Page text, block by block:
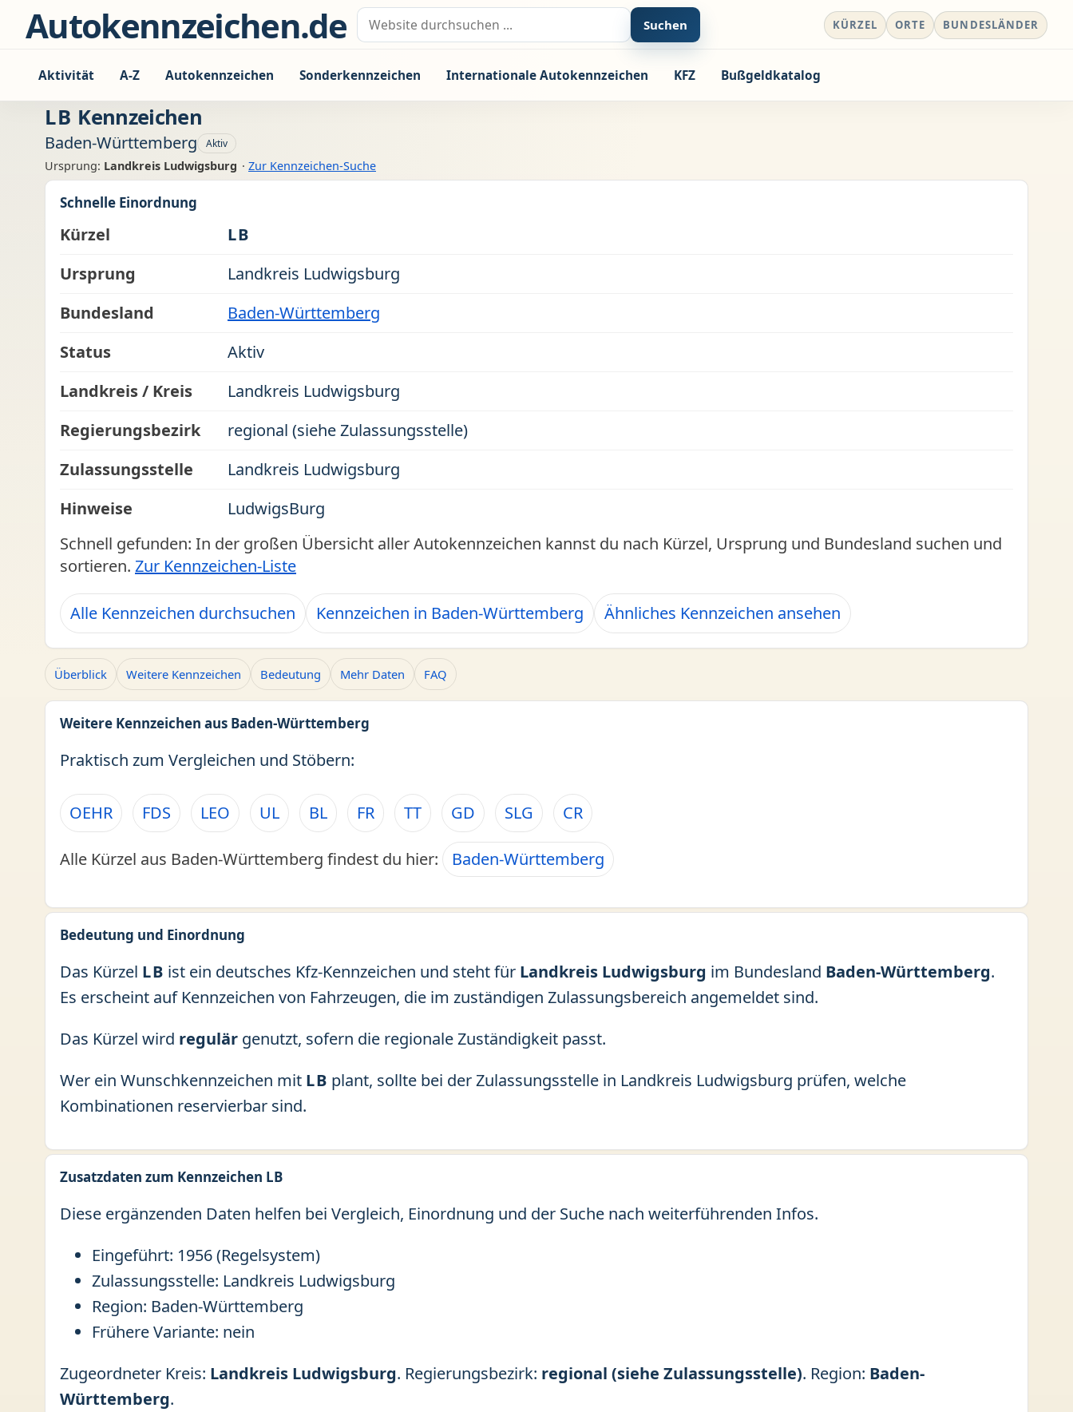
Zum Inhalt springen
Autokennzeichen.de Suche nach: Suchen KÜRZEL ORTE BUNDESLÄNDER
Aktivität A-Z Autokennzeichen Sonderkennzeichen Internationale Autokennzeichen KFZ Bußgeldkatalog
LB Kennzeichen
Baden-Württemberg Aktiv
Ursprung: Landkreis Ludwigsburg · Zur Kennzeichen-Suche
Schnelle Einordnung
Kürzel
LB
Ursprung
Landkreis Ludwigsburg
Bundesland
Baden-Württemberg
Status
Aktiv
Landkreis / Kreis
Landkreis Ludwigsburg
Regierungsbezirk
regional (siehe Zulassungsstelle)
Zulassungsstelle
Landkreis Ludwigsburg
Hinweise
LudwigsBurg
Schnell gefunden: In der großen Übersicht aller Autokennzeichen kannst du nach Kürzel, Ursprung und Bundesland suchen und
sortieren. Zur Kennzeichen-Liste
Alle Kennzeichen durchsuchen Kennzeichen in Baden-Württemberg Ähnliches Kennzeichen ansehen
Überblick Weitere Kennzeichen Bedeutung Mehr Daten FAQ
Weitere Kennzeichen aus Baden-Württemberg
Praktisch zum Vergleichen und Stöbern:
OEHR FDS LEO UL BL FR TT GD SLG CR
Alle Kürzel aus Baden-Württemberg findest du hier: Baden-Württemberg
Bedeutung und Einordnung
Das Kürzel LB ist ein deutsches Kfz-Kennzeichen und steht für Landkreis Ludwigsburg im Bundesland Baden-Württemberg.
Es erscheint auf Kennzeichen von Fahrzeugen, die im zuständigen Zulassungsbereich angemeldet sind.
Das Kürzel wird regulär genutzt, sofern die regionale Zuständigkeit passt.
Wer ein Wunschkennzeichen mit LB plant, sollte bei der Zulassungsstelle in Landkreis Ludwigsburg prüfen, welche
Kombinationen reservierbar sind.
Zusatzdaten zum Kennzeichen LB
Diese ergänzenden Daten helfen bei Vergleich, Einordnung und der Suche nach weiterführenden Infos.
Eingeführt: 1956 (Regelsystem)
Zulassungsstelle: Landkreis Ludwigsburg
Region: Baden-Württemberg
Frühere Variante: nein
Zugeordneter Kreis: Landkreis Ludwigsburg. Regierungsbezirk: regional (siehe Zulassungsstelle). Region: Baden-
Württemberg.